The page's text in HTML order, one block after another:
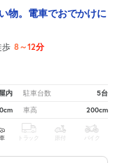
物。電車でおでかけに
歩 8～12分
内 駐車台数 5台
車高 200cm
トラック 原付 バイク